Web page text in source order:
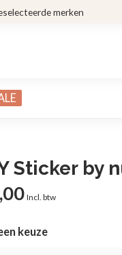
merken
Sticker by
Incl. btw
keuze